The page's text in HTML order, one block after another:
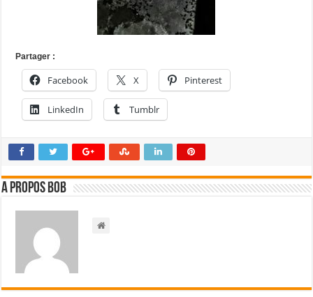
Partager :
Facebook X Pinterest
LinkedIn Tumblr
A propos bOb